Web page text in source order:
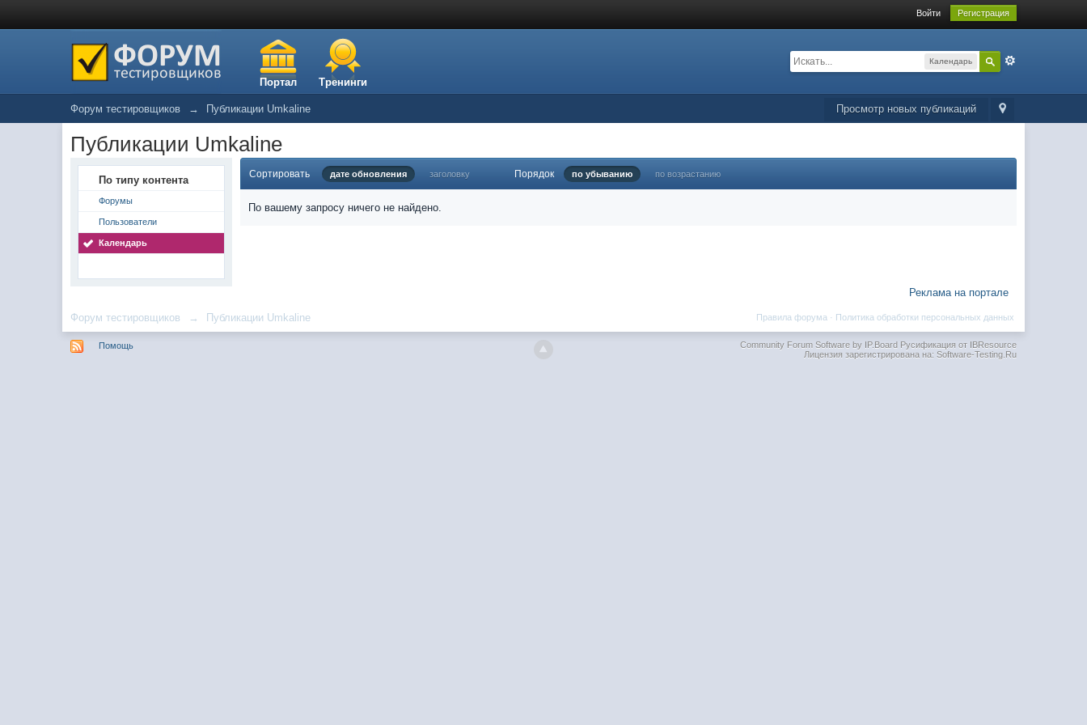
Войти Регистрация
Портал Тренинги
Календарь
Просмотр новых публикаций
Форум тестировщиков → Публикации Umkaline
Публикации Umkaline
По типу контента
Форумы
Пользователи
Календарь
Сортировать дате обновления заголовку Порядок по убыванию по возрастанию
По вашему запросу ничего не найдено.
Реклама на портале
Форум тестировщиков → Публикации Umkaline Политика обработки персональных данных
Правила форума ·
Помощь Community Forum Software by IP.BoardРусификация от IBResource
Лицензия зарегистрирована на: Software-Testing.Ru